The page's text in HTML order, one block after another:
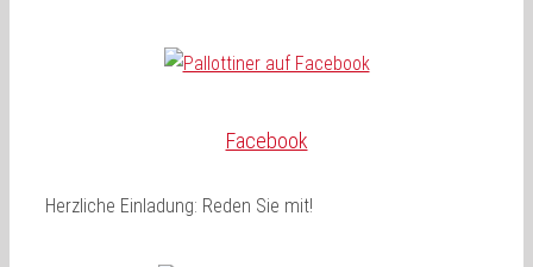
Facebook
Herzliche Einladung: Reden Sie mit!